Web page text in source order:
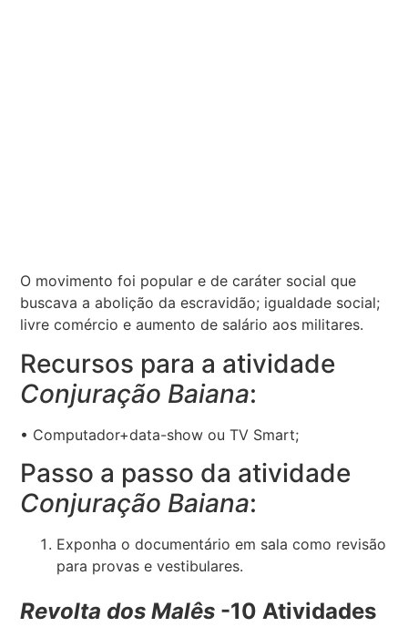
O movimento foi popular e de caráter social que
buscava a abolição da escravidão; igualdade social;
livre comércio e aumento de salário aos militares.
Recursos para a atividade
Conjuração Baiana:
• Computador+data-show ou TV Smart;
Passo a passo da atividade
Conjuração Baiana:
Exponha o documentário em sala como revisão
para provas e vestibulares.
Revolta dos Malês -10 Atividades